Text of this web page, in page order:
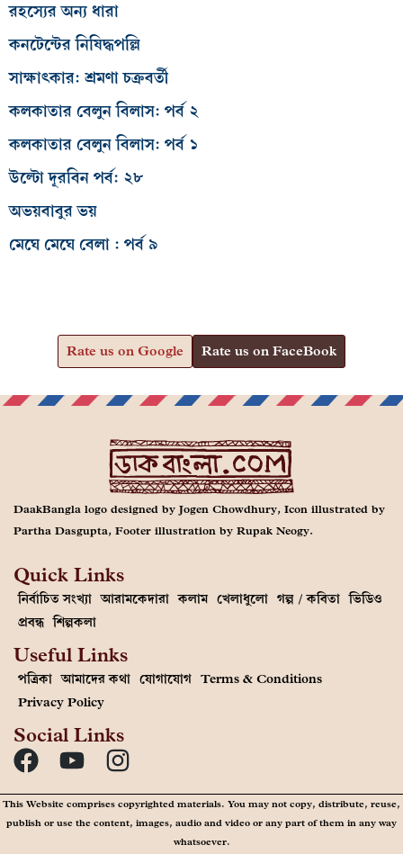
রহস্যের অন্য ধারা
কনটেন্টের নিষিদ্ধপল্লি
সাক্ষাৎকার: শ্রমণা চক্রবর্তী
কলকাতার বেলুন বিলাস: পর্ব ২
কলকাতার বেলুন বিলাস: পর্ব ১
উল্টো দূরবিন পর্ব: ২৮
অভয়বাবুর ভয়
মেঘে মেঘে বেলা : পর্ব ৯
Rate us on Google Rate us on FaceBook
DaakBangla logo designed by Jogen Chowdhury, Icon illustrated by
Partha Dasgupta, Footer illustration by Rupak Neogy.
Quick Links
নির্বাচিত সংখ্যা আরামকেদারা কলাম খেলাধুলো গল্প / কবিতা ভিডিও
প্রবন্ধ শিল্পকলা
Useful Links
পত্রিকা আমাদের কথা যোগাযোগ Terms & Conditions
Privacy Policy
Social Links
This Website comprises copyrighted materials. You may not copy, distribute, reuse,
publish or use the content, images, audio and video or any part of them in any way
whatsoever.